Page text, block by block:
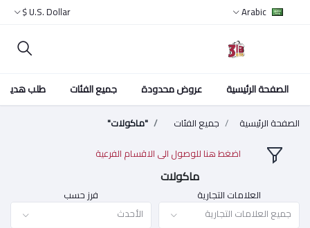
Arabic
U.S. Dollar $
الصفحة الرئيسية عروض محدودة جميع الفئات طلب هدية
الصفحة الرئيسية جميع الفئات
"ماكولات"
اضغط هنا للوصول الى الاقسام الفرعية
ماكولات
العلامات التجارية
جميع العلامات التجارية
فرز حسب
الأحدث